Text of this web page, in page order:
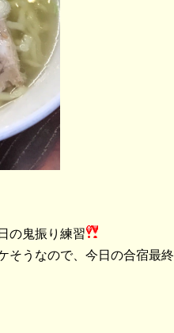
の鬼振り練習
そうなので、今日の合宿最